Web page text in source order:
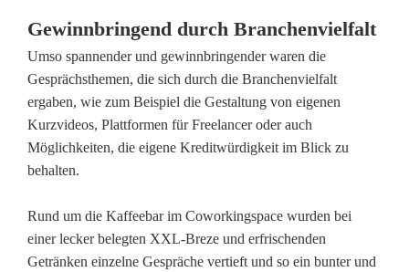
f
f
e
n
m
C
Gewinnbringend durch Branchenvielfalt
Umso spannender und gewinnbringender waren die
Gesprächsthemen, die sich durch die Branchenvielfalt
ergaben, wie zum Beispiel die Gestaltung von eigenen
Kurzvideos, Plattformen für Freelancer oder auch
Möglichkeiten, die eigene Kreditwürdigkeit im Blick zu
behalten.
Rund um die Kaffeebar im Coworkingspace wurden bei
einer lecker belegten XXL-Breze und erfrischenden
Getränken einzelne Gespräche vertieft und so ein bunter und